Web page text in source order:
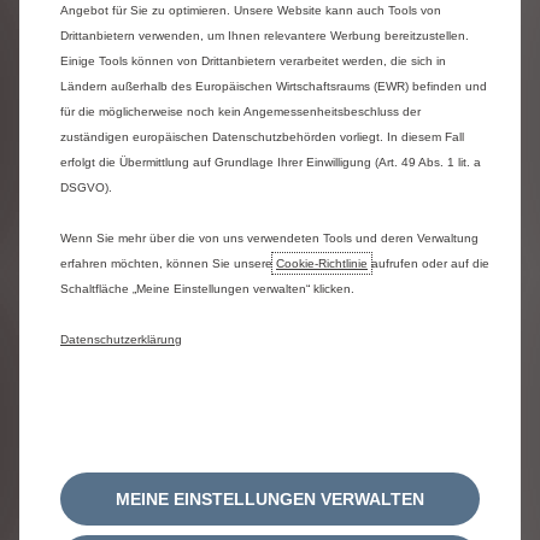
Jetzt Kontakt aufnehmen
meines Fahrzeugs prüfen
Bitte geben Sie Ihre Fahrgestellnummer (VIN) ein oder
Angebot für Sie zu optimieren. Unsere Website kann auch Tools von
Drittanbietern verwenden, um Ihnen relevantere Werbung bereitzustellen.
Einige Tools können von Drittanbietern verarbeitet werden, die sich in
Ländern außerhalb des Europäischen Wirtschaftsraums (EWR) befinden und
für die möglicherweise noch kein Angemessenheitsbeschluss der
zuständigen europäischen Datenschutzbehörden vorliegt. In diesem Fall
erfolgt die Übermittlung auf Grundlage Ihrer Einwilligung (Art. 49 Abs. 1 lit. a
DSGVO).
Wenn Sie mehr über die von uns verwendeten Tools und deren Verwaltung
erfahren möchten, können Sie unsere Cookie‑Richtlinie aufrufen oder auf die
Schaltfläche „Meine Einstellungen verwalten“ klicken.
Datenschutzerklärung
MEINE EINSTELLUNGEN VERWALTEN